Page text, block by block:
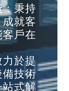
：秉持
就客
戶在
於提
技術
式解